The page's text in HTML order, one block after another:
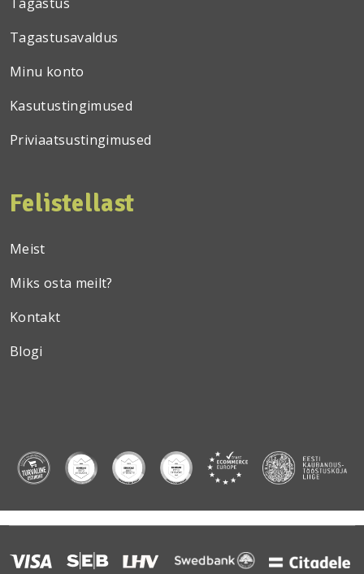
Tagastusavaldus
Minu konto
Kasutustingimused
Priviaatsustingimused
Felistellast
Meist
Miks osta meilt?
Kontakt
Blogi